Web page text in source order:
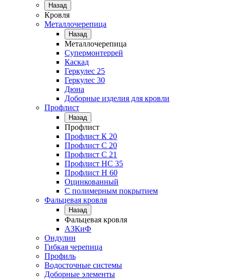
Назад
Кровля
Металлочерепица
Назад
Металлочерепица
Супермонтеррей
Каскад
Геркулес 25
Геркулес 30
Дюна
Доборные изделия для кровли
Профлист
Назад
Профлист
Профлист К 20
Профлист С 20
Профлист C 21
Профлист НС 35
Профлист Н 60
Оцинкованный
С полимерным покрытием
Фальцевая кровля
Назад
Фальцевая кровля
АЗКиФ
Ондулин
Гибкая черепица
Профиль
Водосточные системы
Доборные элементы